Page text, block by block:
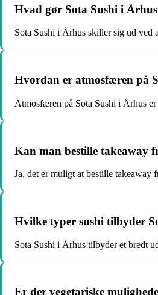
Hvad gør Sota Sushi i
Sota Sushi i Århus skiller sig ud ved
Hvordan er atmosfæren på
Atmosfæren på Sota Sushi i Århus
Kan man bestille takeaway
Ja, det er muligt at bestille takeaway
Hvilke typer sushi tilbyder
Sota Sushi i Århus tilbyder et bredt
Er der vegetariske